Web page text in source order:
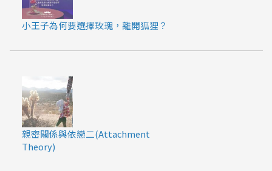
小王子為何要選擇玫瑰，離開狐狸？
親密關係與依戀二(Attachment
Theory)